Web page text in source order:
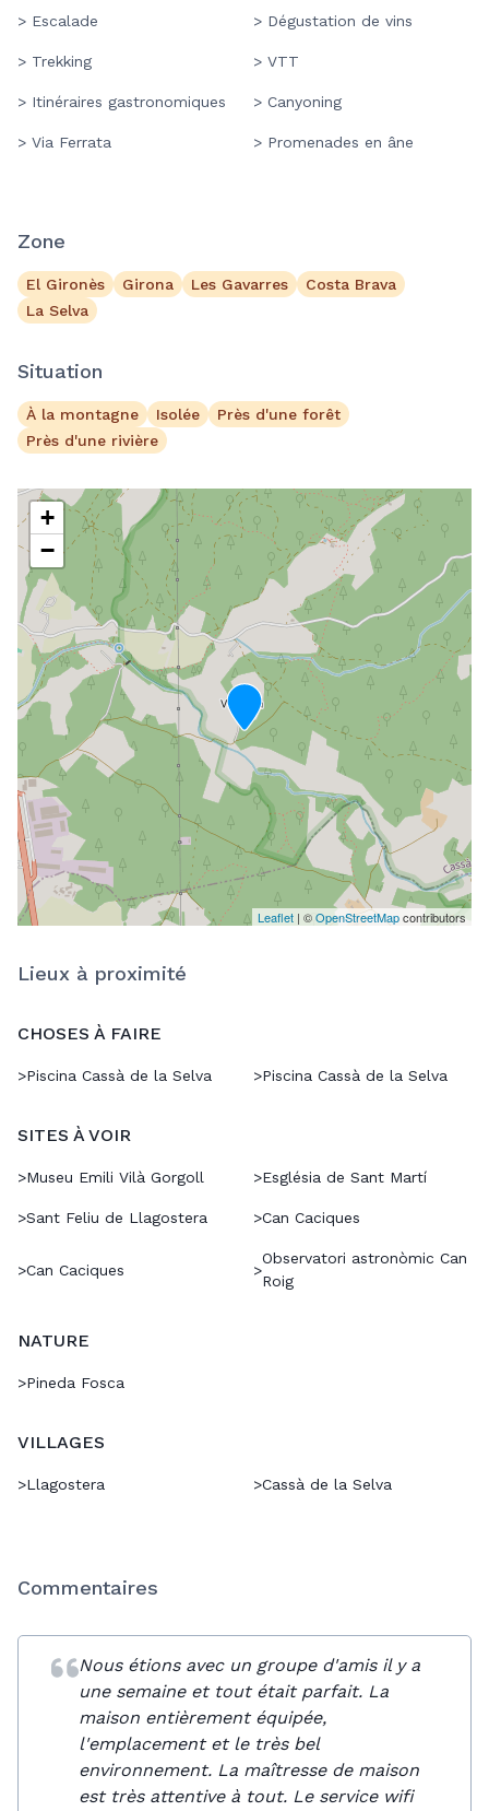
> Escalade > Dégustation de vins
> Trekking > VTT
> Itinéraires gastronomiques > Canyoning
> Via Ferrata > Promenades en âne
Zone
El Gironès Girona Les Gavarres
Costa Brava
La Selva
Situation
À la montagne Isolée
Près d'une forêt
Près d'une rivière
+
−
Leaflet | ©OpenStreetMapcontributors
Lieux à proximité
CHOSES À FAIRE
>Piscina Cassà de la Selva >Piscina Cassà de la Selva
SITES À VOIR
>Museu Emili Vilà Gorgoll >Església de Sant Martí
>Sant Feliu de Llagostera >Can Caciques
>Can Caciques >
Observatori astronòmic Can
Roig
NATURE
>Pineda Fosca
VILLAGES
>Llagostera >Cassà de la Selva
Commentaires
Nous étions avec un groupe d'amis il y a
une semaine et tout était parfait. La
maison entièrement équipée,
l'emplacement et le très bel
environnement. La maîtresse de maison
est très attentive à tout. Le service wifi